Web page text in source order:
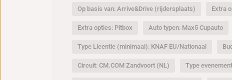
Op basis van: Arrive&Drive (rijdersplaats) Extra
Extra opties: Pitbox Auto typen: Max5 Cupauto
Type Licentie (minimaal): KNAF EU/Nationaal
Circuit: CM.COM Zandvoort (NL) Type